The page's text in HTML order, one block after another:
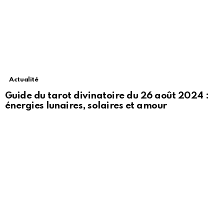
Actualité
Guide du tarot divinatoire du 26 août 2024 :
énergies lunaires, solaires et amour